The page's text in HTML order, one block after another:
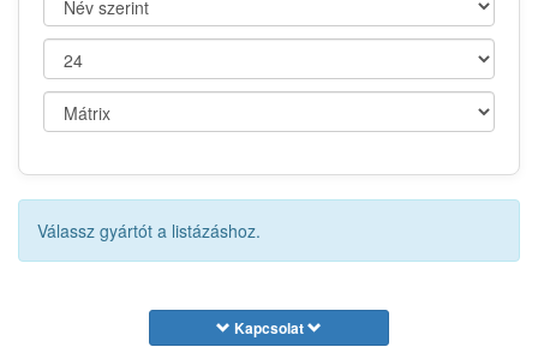
Válassz gyártót a listázáshoz.
Kapcsolat